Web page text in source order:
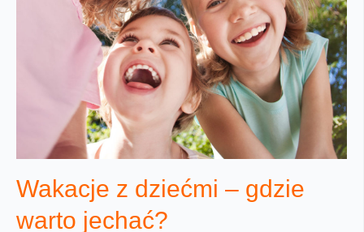
Wakacje z dziećmi – gdzie
warto jechać?